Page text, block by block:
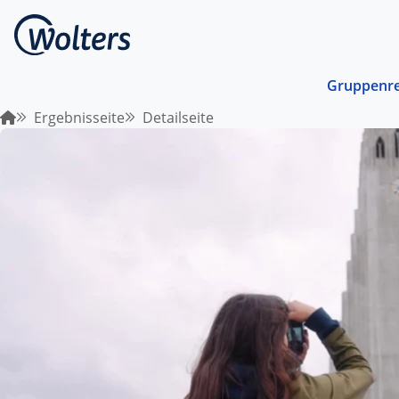
Von
Ergebnisseite Detailseite